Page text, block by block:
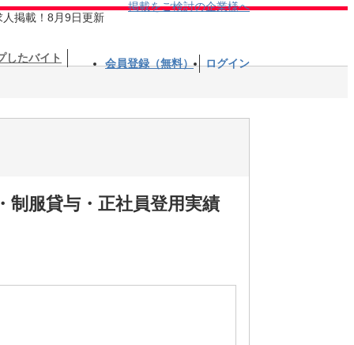
人掲載！8月9日更新
掲載をご検討の企業様へ
したバイト 会員登録（無料） ログイン
制服貸与・正社員登用実績